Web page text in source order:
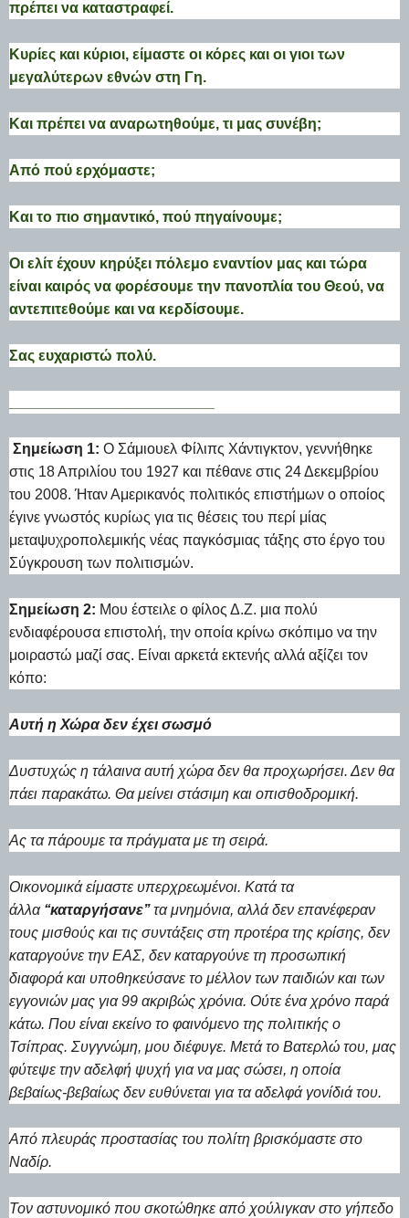
πρέπει να καταστραφεί.
Κυρίες και κύριοι, είμαστε οι κόρες και οι γιοι των
μεγαλύτερων εθνών στη Γη.
Και πρέπει να αναρωτηθούμε, τι μας συνέβη;
Από πού ερχόμαστε;
Και το πιο σημαντικό, πού πηγαίνουμε;
Οι ελίτ έχουν κηρύξει πόλεμο εναντίον μας και τώρα
είναι καιρός να φορέσουμε την πανοπλία του Θεού, να
αντεπιτεθούμε και να κερδίσουμε.
Σας ευχαριστώ πολύ.
Σημείωση 1: Ο Σάμιουελ Φίλιπς Χάντιγκτον, γεννήθηκε
στις 18 Απριλίου του 1927 και πέθανε στις 24 Δεκεμβρίου
του 2008. Ήταν Αμερικανός πολιτικός επιστήμων ο οποίος
έγινε γνωστός κυρίως για τις θέσεις του περί μίας
μεταψυχροπολεμικής νέας παγκόσμιας τάξης στο έργο του
Σύγκρουση των πολιτισμών.
Σημείωση 2: Μου έστειλε ο φίλος Δ.Ζ. μια πολύ
ενδιαφέρουσα επιστολή, την οποία κρίνω σκόπιμο να την
μοιραστώ μαζί σας. Είναι αρκετά εκτενής αλλά αξίζει τον
κόπο:
Αυτή η Χώρα δεν έχει σωσμό
Δυστυχώς η τάλαινα αυτή χώρα δεν θα προχωρήσει. Δεν θα
πάει παρακάτω. Θα μείνει στάσιμη και οπισθοδρομική.
Ας τα πάρουμε τα πράγματα με τη σειρά.
Οικονομικά είμαστε υπερχρεωμένοι. Κατά τα
άλλα ‘‘καταργήσανε’’τα μνημόνια, αλλά δεν επανέφεραν
τους μισθούς και τις συντάξεις στη προτέρα της κρίσης, δεν
καταργούνε την ΕΑΣ, δεν καταργούνε τη προσωπική
διαφορά και υποθηκεύσανε το μέλλον των παιδιών και των
εγγονιών μας για 99 ακριβώς χρόνια. Ούτε ένα χρόνο παρά
κάτω. Που είναι εκείνο το φαινόμενο της πολιτικής ο
Τσίπρας. Συγγνώμη, μου διέφυγε. Μετά το Βατερλώ του, μας
φύτεψε την αδελφή ψυχή για να μας σώσει, η οποία
βεβαίως-βεβαίως δεν ευθύνεται για τα αδελφά γονίδιά του.
Από πλευράς προστασίας του πολίτη βρισκόμαστε στο
Ναδίρ.
Τον αστυνομικό που σκοτώθηκε από χούλιγκαν στο γήπεδο